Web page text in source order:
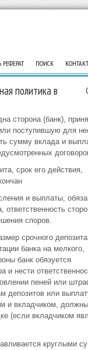
ПОИСК
политика в
сторона (банк),
поступившую для
сумму вклада и
срок его действия,
и выплаты,
ответственность
споров.
срочного депозита
банка на мелкого,
банк обязуется
и нести
пеней или
депозитов или
и вкладчиком, должны
(если вкладчиком
круглыми